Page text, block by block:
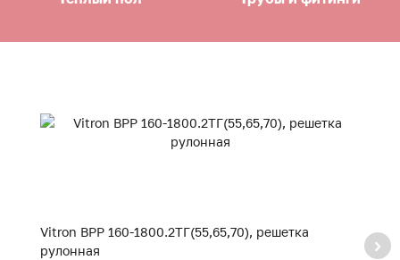
Vitron ВРР 160-1800.2ТГ(55,65,70), решетка
рулонная